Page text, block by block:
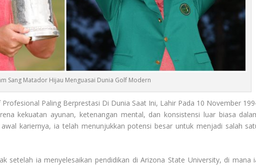
Sang Matador Hijau Menguasai Dunia Golf Modern
Profesional Paling Berprestasi Di Dunia Saat Ini, Lahir Pada 10 November
kekuatan ayunan, ketenangan mental, dan konsistensi luar biasa
kariernya, ia telah menunjukkan potensi besar untuk menjadi salah
setelah ia menyelesaikan pendidikan di Arizona State University, di mana